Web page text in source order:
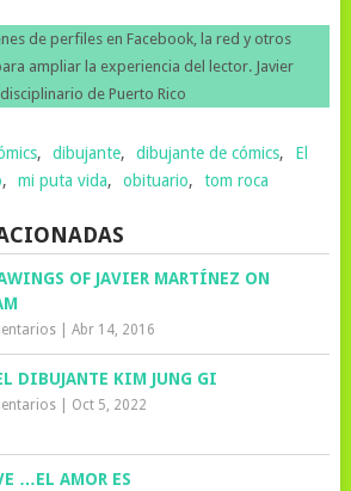
de perfiles en Facebook, la red y otros
ampliar la experiencia del lector. Javier
de Puerto Rico
, dibujante, dibujante de cómics,
El
, mi puta vida, obituario, tom roca
OF JAVIER MARTÍNEZ ON
| Abr 14, 2016
DIBUJANTE KIM JUNG GI
| Oct 5, 2022
…EL AMOR ES